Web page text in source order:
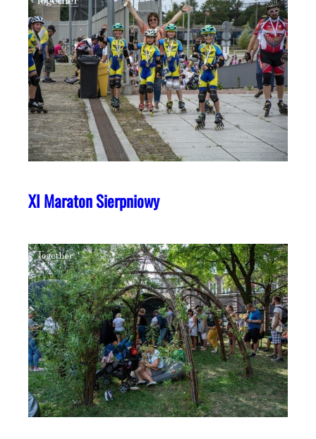
XI Maraton Sierpniowy